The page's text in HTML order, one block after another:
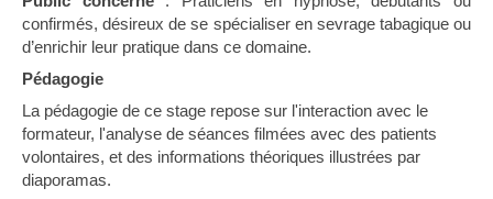
confirmés, désireux de se spécialiser en sevrage tabagique ou
d’enrichir leur pratique dans ce domaine.
Pédagogie
La pédagogie de ce stage repose sur l'interaction avec le
formateur, l'analyse de séances filmées avec des patients
volontaires, et des informations théoriques illustrées par
diaporamas.